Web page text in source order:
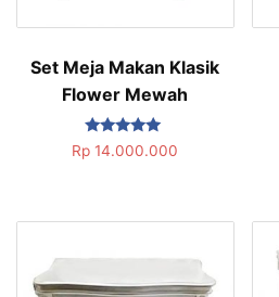
Set Meja Makan Klasik
Flower Mewah
Dinilai
5.00
Rp 14.000.000